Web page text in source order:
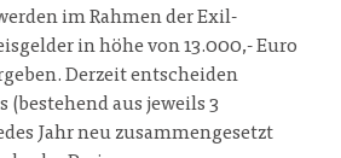
im Rahmen der Exil-
in höhe von 13.000,- Euro
Derzeit entscheiden
(bestehend aus jeweils 3
Jahr neu zusammengesetzt